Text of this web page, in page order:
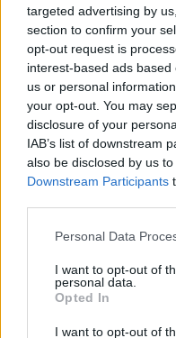
targeted advertising by
section to confirm your
opt-out request is
interest-based ads
us or personal
your opt-out. You may
disclosure of your
IAB’s list of downstream
also be disclosed by us
Downstream Participants
Please note that this
not limited to your visit or
grant or deny consent to
use your data for below
consent section.
Personal Data
I want to opt-out of
personal data.
Opted In
I want to opt-out of
τύπου και να
(ανάρτηση πανό στις
κτλ), προκειμένου να
επισημαίνουμε,
πραγματοποιηθεί
Γενικού Συμβουλίου
αποφασίσει για την
του 13ου και 14ου
Από την Εκτελεστική
ΑΣΕΠ: